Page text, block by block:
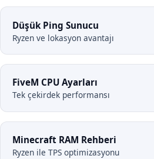
Düşük Ping Sunucu
Ryzen ve lokasyon avantajı
FiveM CPU Ayarları
Tek çekirdek performansı
Minecraft RAM Rehberi
Ryzen ile TPS optimizasyonu